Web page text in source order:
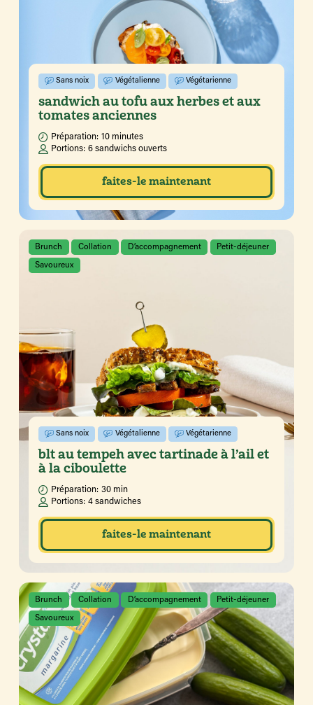
Sans noix Végétalienne Végétarienne
sandwich au tofu aux herbes et aux
tomates anciennes
Préparation: 10 minutes
Portions: 6 sandwichs ouverts
faites-le maintenant
Brunch Collation D’accompagnement Petit-déjeuner
Savoureux
Sans noix Végétalienne Végétarienne
blt au tempeh avec tartinade à l’ail et
à la ciboulette
Préparation: 30 min
Portions: 4 sandwiches
faites-le maintenant
Brunch Collation D’accompagnement Petit-déjeuner
Savoureux